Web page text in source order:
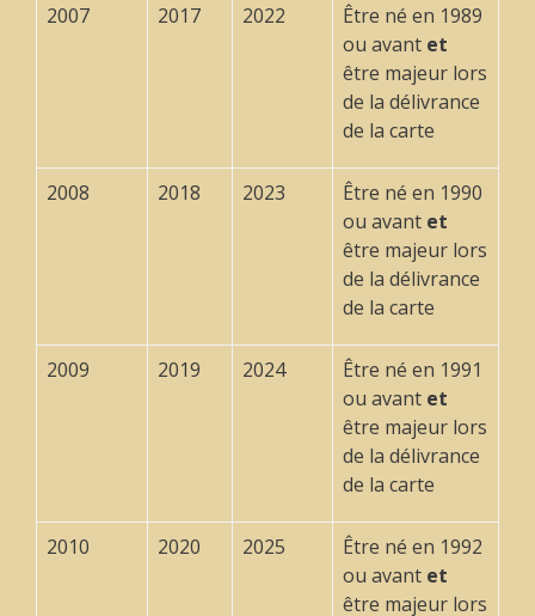
2007 2017 2022
Être né en 1989
ou avant et
être majeur lors
de la délivrance
de la carte
2008 2018 2023
Être né en 1990
ou avant et
être majeur lors
de la délivrance
de la carte
2009 2019 2024
Être né en 1991
ou avant et
être majeur lors
de la délivrance
de la carte
2010 2020 2025
Être né en 1992
ou avant et
être majeur lors